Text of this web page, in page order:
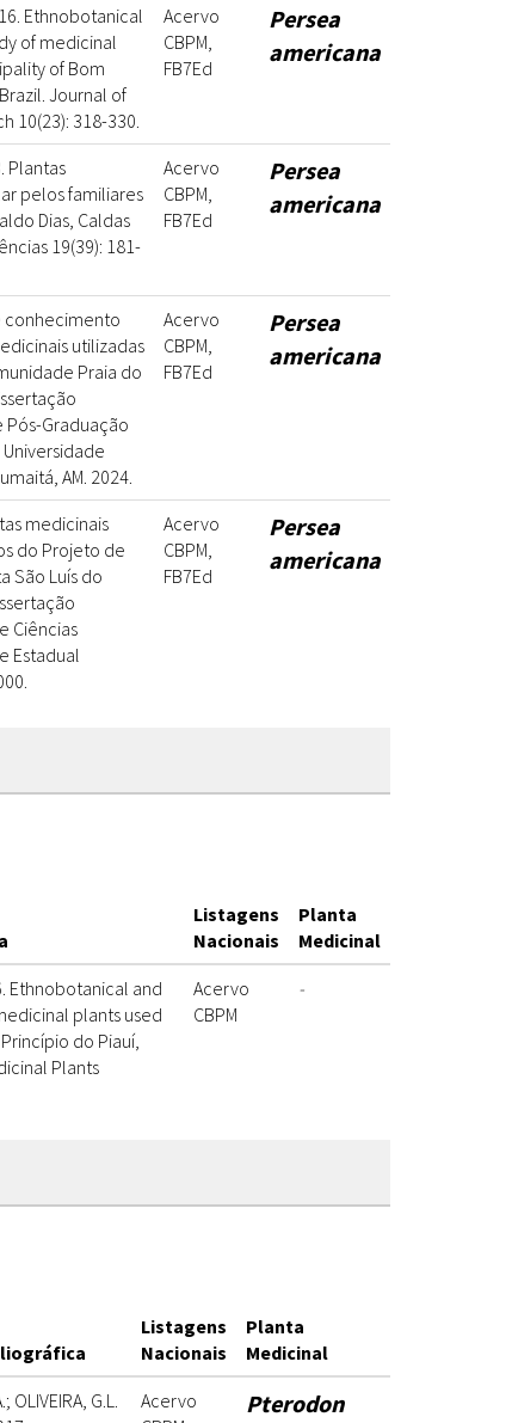
Ethnobotanical
of medicinal
of Bom
Journal of
10(23): 318-330.
Acervo
CBPM,
FB7Ed
Persea
americana
Plantas
pelos familiares
Dias, Caldas
19(39): 181-
Acervo
CBPM,
FB7Ed
Persea
americana
conhecimento
utilizadas
Praia do
Pós-Graduação
AM. 2024.
Acervo
CBPM,
FB7Ed
Persea
americana
medicinais
do Projeto de
São Luís do
Ciências
Estadual
Acervo
CBPM,
FB7Ed
Persea
americana
Listagens
Nacionais
Planta
Medicinal
Ethnobotanical and
plants used
do Piauí,
Plants
Acervo
CBPM
-
Listagens
Nacionais
Planta
Medicinal
OLIVEIRA, G.L.
Acervo
Pterodon